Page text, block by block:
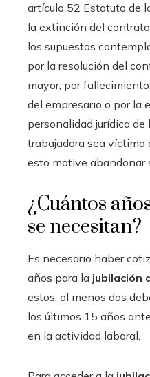
artículo 52 Estatuto de
la extinción del
los supuestos
por la resolución del
mayor; por
del empresario o por la
personalidad jurídica
trabajadora sea víctima
esto motive abandonar
¿Cuántos
se necesitan?
Es necesario haber
años para la jubilación
estos, al menos dos
los últimos 15 años
en la actividad laboral.